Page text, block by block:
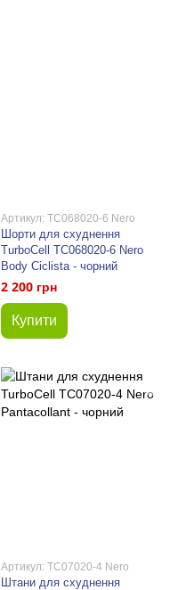
Артикул: TC068020-6 Nero
Шорти для схуднення
TurboCell TC068020-6 Nero
Body Ciclista - чорний
2 200 грн
Купити
Артикул: TC07020-4 Nero
Штани для схуднення